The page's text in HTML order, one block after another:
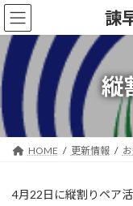
コ
ン
テ
ン
ツ
へ
ス
キ
ッ
ナ
ビ
ゲ
ー
シ
ョ
ン
に
移
諫
縦
HOME 更新情報
4月22日に縦割りペア活